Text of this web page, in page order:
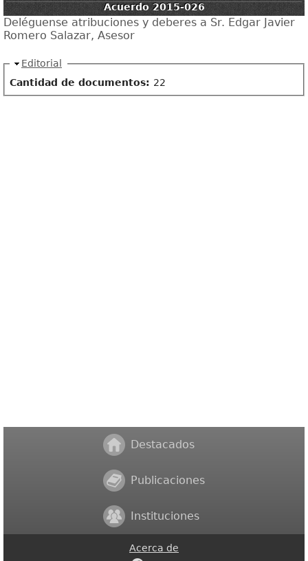
Acuerdo 2015-026
Deléguense atribuciones y deberes a Sr. Edgar Javier
Romero Salazar, Asesor
Ocultar
Editorial
Cantidad de documentos: 22
Destacados
Publicaciones
Instituciones
Acerca de